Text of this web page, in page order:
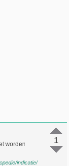
1
worden
indicatie/